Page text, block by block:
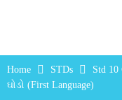
Home STDs
Std 10
ઘોડો (First Language)